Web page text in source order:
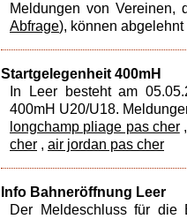
Meldungen von Vereinen,
Abfrage), können abgelehnt
Startgelegenheit 400mH
In Leer besteht am
400mH U20/U18.
longchamp pliage pas cher
cher , air jordan pas cher
Info Bahneröffnung Leer
Der Meldeschluss für die